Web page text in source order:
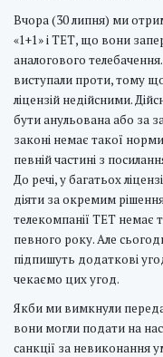
Вчора (30 липня) ми
«1+1» і ТЕТ, що вони
аналогового
виступали проти, тому
ліцензій недійсними.
бути анульована або за
законі немає такої
певній частині з
До речі, у багатьох
діяти за окремим
телекомпанії ТЕТ немає
певного року. Але
підпишуть додаткові
чекаємо цих угод.
Якби ми вимкнули
вони могли подати на
санкції за